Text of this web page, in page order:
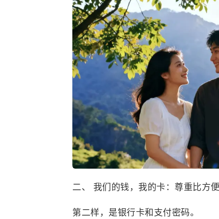
二、 我们的钱，我的卡：尊重比方
第二样，是银行卡和支付密码。